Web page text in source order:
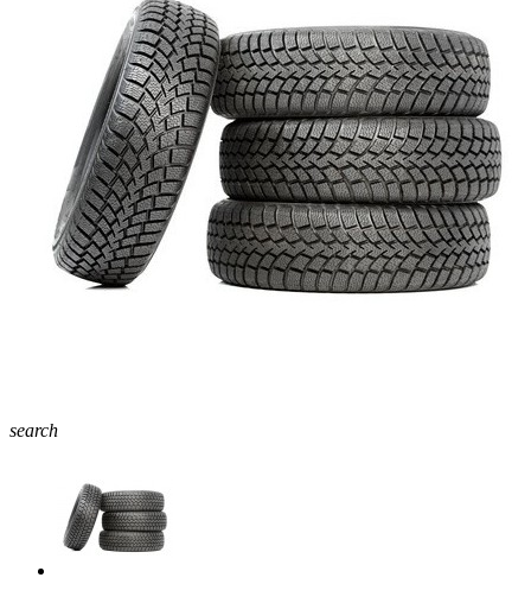
search